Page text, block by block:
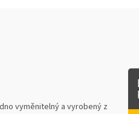
vyměnitelný a vyrobený z